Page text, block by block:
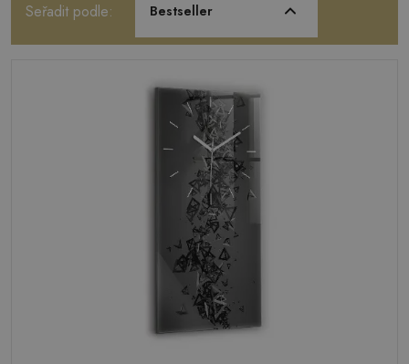
Seřadit podle:
Bestseller